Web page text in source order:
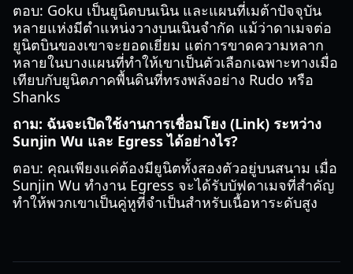
ตอบ: Goku เป็นยูนิตบนเนิน และแผนที่เมต้าปัจจุบัน
หลายแห่งมีตำแหน่งวางบนเนินจำกัด แม้ว่าดาเมจต่อ
ยูนิตบินของเขาจะยอดเยี่ยม แต่การขาดความหลาก
หลายในบางแผนที่ทำให้เขาเป็นตัวเลือกเฉพาะทางเมื่อ
เทียบกับยูนิตภาคพื้นดินที่ทรงพลังอย่าง Rudo หรือ
Shanks
ถาม: ฉันจะเปิดใช้งานการเชื่อมโยง (Link) ระหว่าง
Sunjin Wu และ Egress ได้อย่างไร?
ตอบ: คุณเพียงแค่ต้องมียูนิตทั้งสองตัวอยู่บนสนาม เมื่อ
Sunjin Wu ทำงาน Egress จะได้รับบัฟดาเมจที่สำคัญ
ทำให้พวกเขาเป็นคู่หูที่จำเป็นสำหรับเนื้อหาระดับสูง